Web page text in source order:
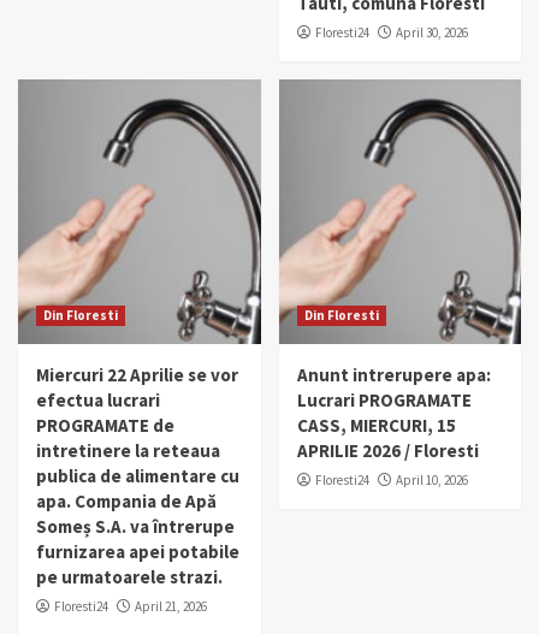
Floresti24 April 30, 2026
Din Floresti
Miercuri 22 Aprilie se vor
efectua lucrari
PROGRAMATE de
intretinere la reteaua
publica de alimentare cu
apa. Compania de Apă
Someș S.A. va întrerupe
furnizarea apei potabile
pe urmatoarele strazi.
Floresti24 April 21, 2026
Din Floresti
Anunt intrerupere apa:
Lucrari PROGRAMATE
CASS, MIERCURI, 15
APRILIE 2026 / Floresti
Floresti24 April 10, 2026